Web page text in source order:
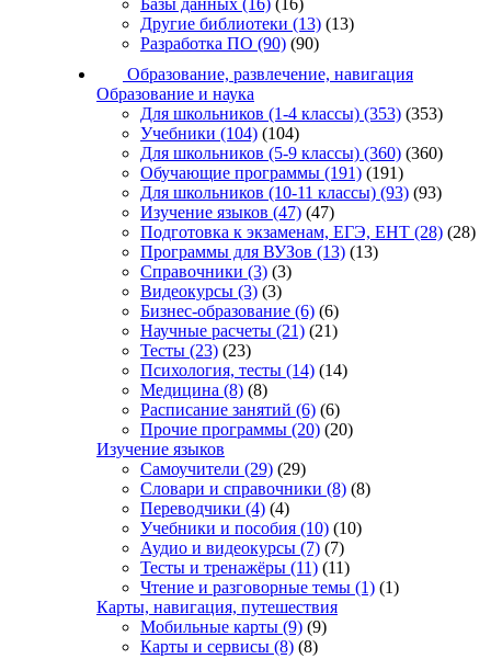
Базы данных (16) (16)
Другие библиотеки (13) (13)
Разработка ПО (90) (90)
Образование, развлечение, навигация
Образование и наука
Для школьников (1-4 классы) (353) (353)
Учебники (104) (104)
Для школьников (5-9 классы) (360) (360)
Обучающие программы (191) (191)
Для школьников (10-11 классы) (93) (93)
Изучение языков (47) (47)
Подготовка к экзаменам, ЕГЭ, ЕНТ (28) (28)
Программы для ВУЗов (13) (13)
Справочники (3) (3)
Видеокурсы (3) (3)
Бизнес-образование (6) (6)
Научные расчеты (21) (21)
Тесты (23) (23)
Психология, тесты (14) (14)
Медицина (8) (8)
Расписание занятий (6) (6)
Прочие программы (20) (20)
Изучение языков
Самоучители (29) (29)
Словари и справочники (8) (8)
Переводчики (4) (4)
Учебники и пособия (10) (10)
Аудио и видеокурсы (7) (7)
Тесты и тренажёры (11) (11)
Чтение и разговорные темы (1) (1)
Карты, навигация, путешествия
Мобильные карты (9) (9)
Карты и сервисы (8) (8)